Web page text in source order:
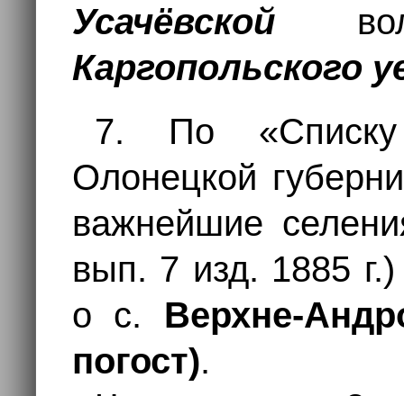
Усачёвской
Каргопольского
7. По «Списку
Олонецкой
важнейшие
вып. 7 изд. 1885
о с. Верхне-
погост).